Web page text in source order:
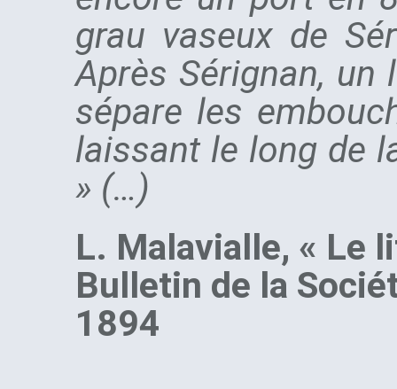
grau vaseux de
Après Sérignan,
sépare les
laissant le long de
» (…)
L. Malavialle, « Le
Bulletin de la
1894